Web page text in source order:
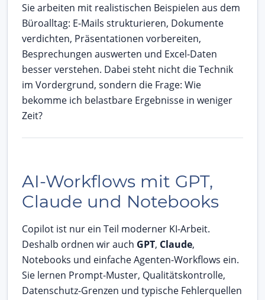
Sie arbeiten mit realistischen Beispielen aus dem
Büroalltag: E-Mails strukturieren, Dokumente
verdichten, Präsentationen vorbereiten,
Besprechungen auswerten und Excel-Daten
besser verstehen. Dabei steht nicht die Technik
im Vordergrund, sondern die Frage: Wie
bekomme ich belastbare Ergebnisse in weniger
Zeit?
AI-Workflows mit GPT,
Claude und Notebooks
Copilot ist nur ein Teil moderner KI-Arbeit.
Deshalb ordnen wir auch GPT, Claude,
Notebooks und einfache Agenten-Workflows ein.
Sie lernen Prompt-Muster, Qualitätskontrolle,
Datenschutz-Grenzen und typische Fehlerquellen